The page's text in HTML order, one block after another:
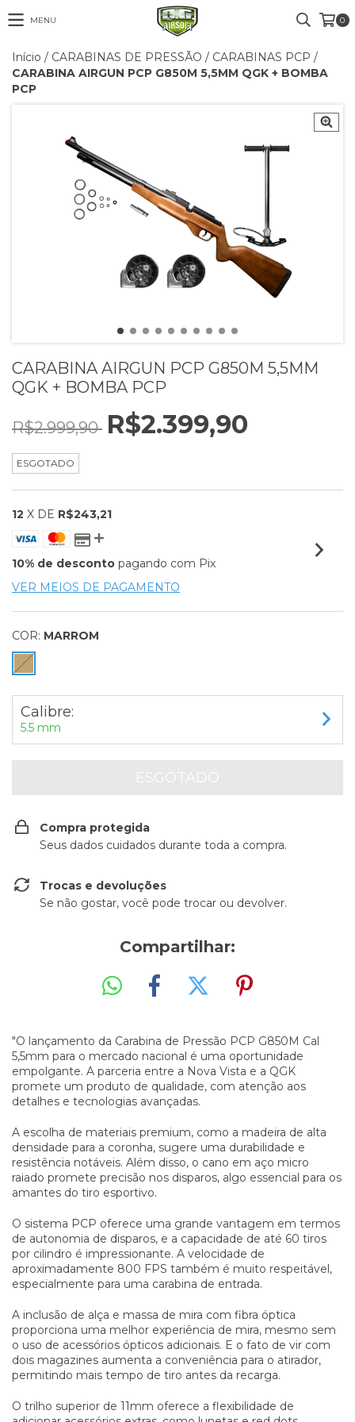
MENU 0
Início / CARABINAS DE PRESSÃO / CARABINAS PCP /
CARABINA AIRGUN PCP G850M 5,5MM QGK + BOMBA
PCP
CARABINA AIRGUN PCP G850M 5,5MM
QGK + BOMBA PCP
R$2.999,90 R$2.399,90
ESGOTADO
12 X DE R$243,21
10% de desconto pagando com Pix
VER MEIOS DE PAGAMENTO
COR: MARROM
Calibre:
5.5 mm
Compra protegida
Seus dados cuidados durante toda a compra.
Trocas e devoluções
Se não gostar, você pode trocar ou devolver.
Compartilhar:
"O lançamento da Carabina de Pressão PCP G850M Cal
5,5mm para o mercado nacional é uma oportunidade
empolgante. A parceria entre a Nova Vista e a QGK
promete um produto de qualidade, com atenção aos
detalhes e tecnologias avançadas.
A escolha de materiais premium, como a madeira de alta
densidade para a coronha, sugere uma durabilidade e
resistência notáveis. Além disso, o cano em aço micro
raiado promete precisão nos disparos, algo essencial para os
amantes do tiro esportivo.
O sistema PCP oferece uma grande vantagem em termos
de autonomia de disparos, e a capacidade de até 60 tiros
por cilindro é impressionante. A velocidade de
aproximadamente 800 FPS também é muito respeitável,
especialmente para uma carabina de entrada.
A inclusão de alça e massa de mira com fibra óptica
proporciona uma melhor experiência de mira, mesmo sem
o uso de acessórios ópticos adicionais. E o fato de vir com
dois magazines aumenta a conveniência para o atirador,
permitindo mais tempo de tiro antes da recarga.
O trilho superior de 11mm oferece a flexibilidade de